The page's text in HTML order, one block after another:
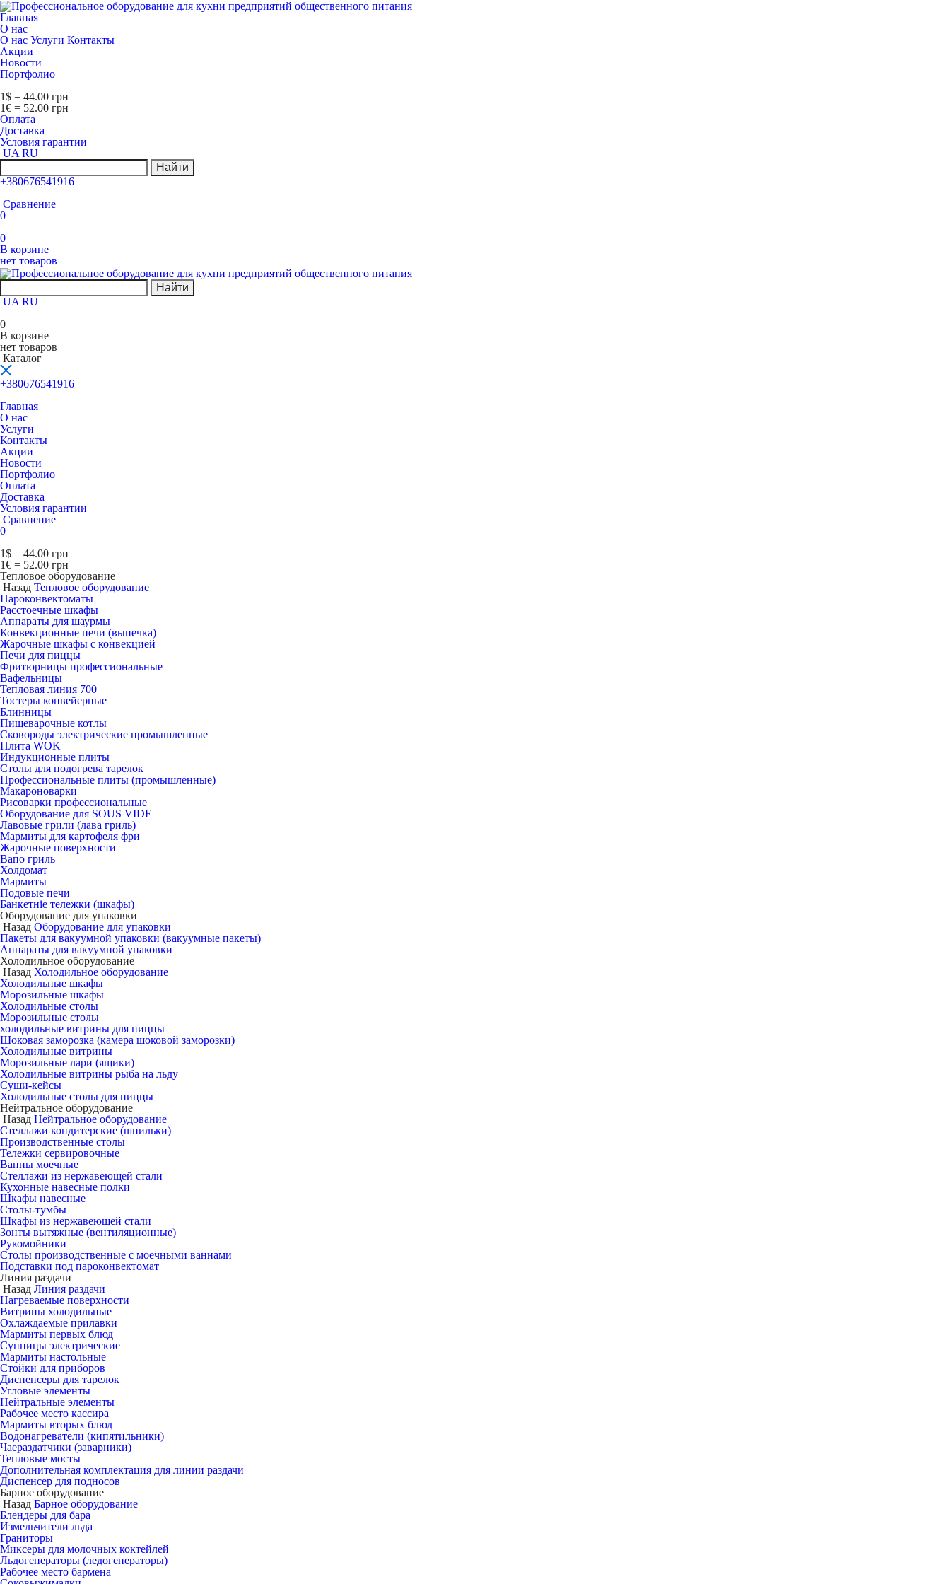
Главная
О нас
О нас Услуги Контакты
Акции
Новости
Портфолио
1$ = 44.00 грн
1€ = 52.00 грн
Оплата
Доставка
Условия гарантии
UA RU
Найти
+380676541916
Сравнение
0
0
В корзине
нет товаров
Найти
UA RU
0
В корзине
нет товаров
Каталог
+380676541916
Главная
О нас
Услуги
Контакты
Акции
Новости
Портфолио
Оплата
Доставка
Условия гарантии
Сравнение
0
1$ = 44.00 грн
1€ = 52.00 грн
Тепловое оборудование
Назад Тепловое оборудование
Пароконвектоматы
Расcтоечные шкафы
Аппараты для шаурмы
Конвекционные печи (выпечка)
Жарочные шкафы с конвекцией
Печи для пиццы
Фритюрницы профессиональные
Вафельницы
Тепловая линия 700
Тостеры конвейерные
Блинницы
Пищеварочные котлы
Сковороды электрические промышленные
Плита WOK
Индукционные плиты
Столы для подогрева тарелок
Профессиональные плиты (промышленные)
Макароноварки
Рисоварки профессиональные
Оборудование для SOUS VIDE
Лавовые грили (лава гриль)
Мармиты для картофеля фри
Жарочные поверхности
Вапо гриль
Холдомат
Мармиты
Подовые печи
Банкетніе тележки (шкафы)
Оборудование для упаковки
Назад Оборудование для упаковки
Пакеты для вакуумной упаковки (вакуумные пакеты)
Аппараты для вакуумной упаковки
Холодильное оборудование
Назад Холодильное оборудование
Холодильные шкафы
Морозильные шкафы
Холодильные столы
Морозильные столы
холодильные витрины для пиццы
Шоковая заморозка (камера шоковой заморозки)
Холодильные витрины
Морозильные лари (ящики)
Холодильные витрины рыба на льду
Суши-кейсы
Холодильные столы для пиццы
Нейтральное оборудование
Назад Нейтральное оборудование
Стеллажи кондитерские (шпильки)
Производственные столы
Тележки сервировочные
Ванны моечные
Стеллажи из нержавеющей стали
Кухонные навесные полки
Шкафы навесные
Столы-тумбы
Шкафы из нержавеющей стали
Зонты вытяжные (вентиляционные)
Рукомойники
Столы производственные с моечными ваннами
Подставки под пароконвектомат
Линия раздачи
Назад Линия раздачи
Нагреваемые поверхности
Витрины холодильные
Охлаждаемые прилавки
Мармиты первых блюд
Супницы электрические
Мармиты настольные
Стойки для приборов
Диспенсеры для тарелок
Угловые элементы
Нейтральные элементы
Рабочее место кассира
Мармиты вторых блюд
Водонагреватели (кипятильники)
Чаераздатчики (заварники)
Тепловые мосты
Дополнительная комплектация для линии раздачи
Диспенсер для подносов
Барное оборудование
Назад Барное оборудование
Блендеры для бара
Измельчители льда
Граниторы
Миксеры для молочных коктейлей
Льдогенераторы (ледогенераторы)
Рабочее место бармена